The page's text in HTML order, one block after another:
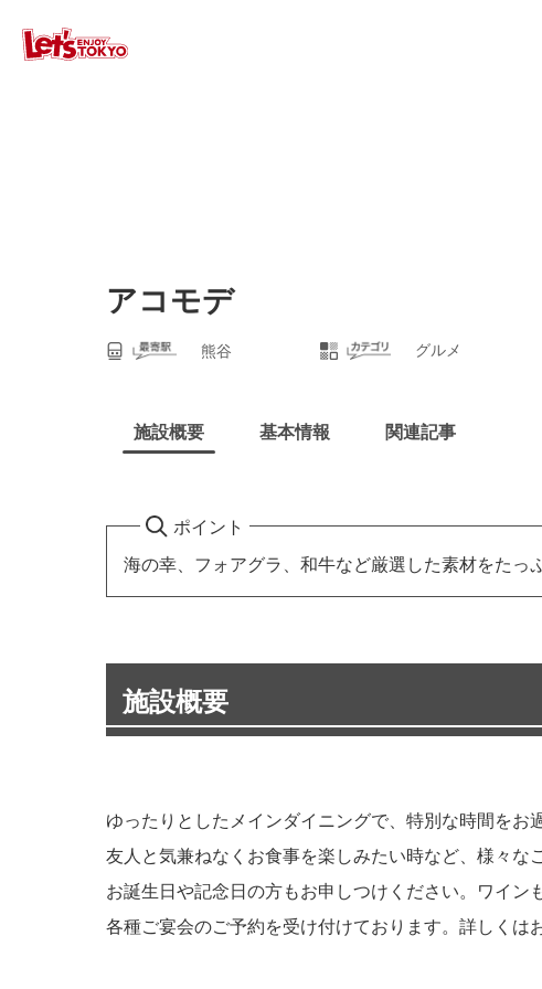
アコモデ
熊谷 グルメ
施設概要 基本情報 関連記事
ポイント
海の幸、フォアグラ、和牛など厳選した素材をた
施設概要
ゆったりとしたメインダイニングで、特別な時間を
友人と気兼ねなくお食事を楽しみたい時など、様々な
お誕生日や記念日の方もお申しつけください。ワイン
各種ご宴会のご予約を受け付けております。詳しくは